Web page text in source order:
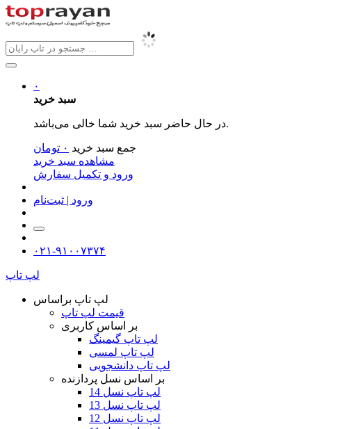
۰
سبد خرید
در حال حاضر سبد خرید شما خالی می‌باشد.
جمع سبد خرید ۰ تومان
مشاهده سبد خرید
ورود و تکمیل سفارش
ورود | ثبت‌نام
۰۲۱-۹۱۰۰۷۳۷۴
لپ تاپ
لپ تاپ براساس
قیمت لپ تاپ
بر اساس کاربری
لپ تاپ گیمینگ
لپ تاپ لمسی
لپ تاپ دانشجویی
بر اساس نسل پردازنده
لپ تاپ نسل 14
لپ تاپ نسل 13
لپ تاپ نسل 12